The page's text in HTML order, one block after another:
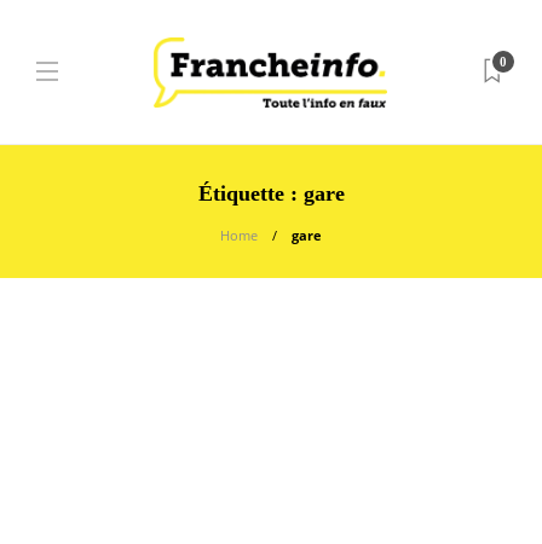
0
Étiquette : gare
Home gare